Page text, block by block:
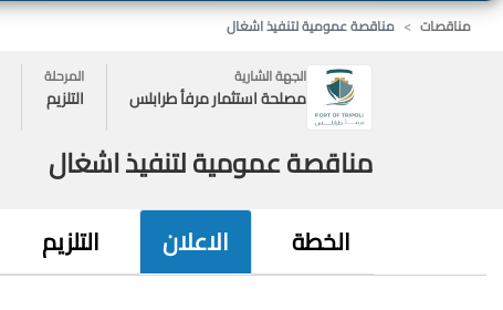
مناقصات
مناقصة عمومية لتنفيذ اشغال
الجهة الشارية
مصلحة استثمار مرفأ طرابلس
المرحلة
التلزيم
مناقصة عمومية لتنفيذ اشغال
الخطة الاعلان التلزيم